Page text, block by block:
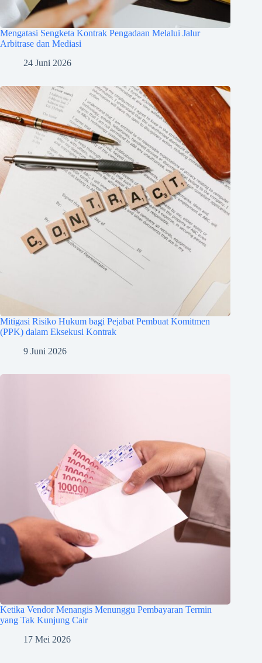
Mengatasi Sengketa Kontrak Pengadaan Melalui Jalur
Arbitrase dan Mediasi
24 Juni 2026
Mitigasi Risiko Hukum bagi Pejabat Pembuat Komitmen
(PPK) dalam Eksekusi Kontrak
9 Juni 2026
Ketika Vendor Menangis Menunggu Pembayaran Termin
yang Tak Kunjung Cair
17 Mei 2026